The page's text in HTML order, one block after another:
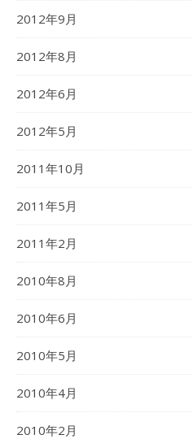
2012年9月
2012年8月
2012年6月
2012年5月
2011年10月
2011年5月
2011年2月
2010年8月
2010年6月
2010年5月
2010年4月
2010年2月